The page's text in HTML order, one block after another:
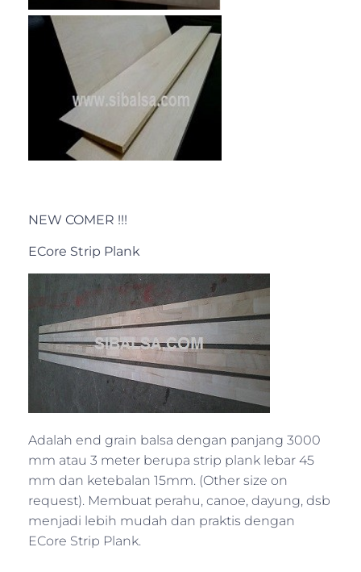
NEW COMER !!!
ECore Strip Plank
Adalah end grain balsa dengan panjang 3000
mm atau 3 meter berupa strip plank lebar 45
mm dan ketebalan 15mm. (Other size on
request). Membuat perahu, canoe, dayung, dsb
menjadi lebih mudah dan praktis dengan
ECore Strip Plank.